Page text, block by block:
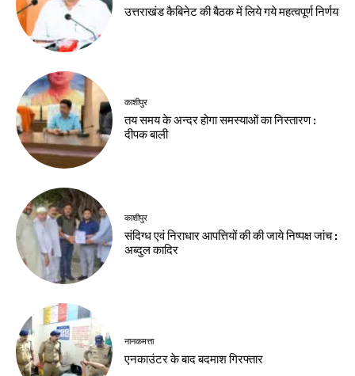
उत्तराखंड कैबिनेट की बैठक में लिये गये महत्वपूर्ण निर्णय
काशीपुर
तय समय के अन्दर होगा समस्याओं का निस्तारण :
दीपक बाली
काशीपुर
संदिग्ध एवं निराधार आपत्तियों की की जाये निष्पक्ष जांच :
अब्दुल कादिर
नानकमत्ता
एनकाउंटर के बाद बदमाश गिरफ्तार